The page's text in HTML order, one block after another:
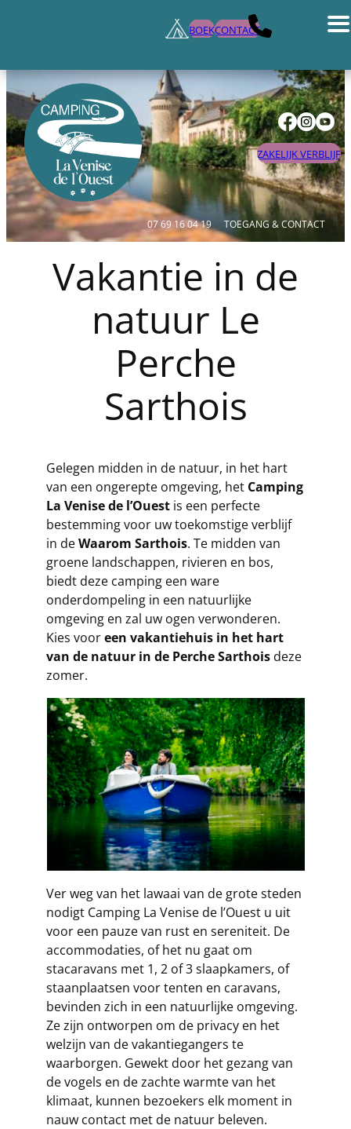
07 69 16 04 19
ZAKELIJK VERBLIJF
TOEGANG & CONTACT
BOEKCONTACT
Vakantie in de
natuur Le
Perche
Sarthois
Gelegen midden in de natuur, in het hart
van een ongerepte omgeving, het Camping
La Venise de l’Ouest is een perfecte
bestemming voor uw toekomstige verblijf
in deWaarom Sarthois. Te midden van
groene landschappen, rivieren en bos,
biedt deze camping een ware
onderdompeling in een natuurlijke
omgeving en zal uw ogen verwonderen.
Kies vooreen vakantiehuis in het hart
van de natuur in de Perche Sarthois deze
zomer.
Ver weg van het lawaai van de grote steden
nodigt Camping La Venise de l’Ouest u uit
voor een pauze van rust en sereniteit. De
accommodaties, of het nu gaat om
stacaravans met 1, 2 of 3 slaapkamers, of
staanplaatsen voor tenten en caravans,
bevinden zich in een natuurlijke omgeving.
Ze zijn ontworpen om de privacy en het
welzijn van de vakantiegangers te
waarborgen. Gewekt door het gezang van
de vogels en de zachte warmte van het
klimaat, kunnen bezoekers elk moment in
nauw contact met de natuur beleven.